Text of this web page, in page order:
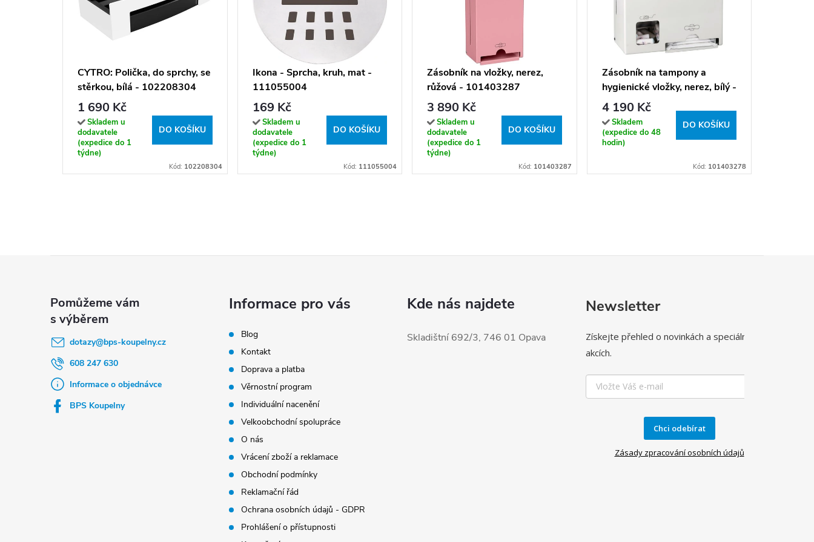
CYTRO: Polička, do sprchy, se
stěrkou, bílá - 102208304
1 690 Kč
Skladem u
dodavatele
(expedice do 1
týdne)
DO KOŠÍKU
Kód: 102208304
Ikona - Sprcha, kruh, mat -
111055004
169 Kč
Skladem u
dodavatele
(expedice do 1
týdne)
DO KOŠÍKU
Kód: 111055004
Zásobník na vložky, nerez,
růžová - 101403287
3 890 Kč
Skladem u
dodavatele
(expedice do 1
týdne)
DO KOŠÍKU
Kód: 101403287
Zásobník na tampony a
hygienické vložky, nerez, bílý -
101403278
4 190 Kč
Skladem
(expedice do 48
hodin)
DO KOŠÍKU
Kód: 101403278
dotazy@bps-koupelny.cz
608 247 630
Informace o objednávce
BPS Koupelny
Informace pro vás
Blog
Kontakt
Doprava a platba
Věrnostní program
Individuální nacenění
Velkoobchodní spolupráce
O nás
Vrácení zboží a reklamace
Obchodní podmínky
Reklamační řád
Ochrana osobních údajů - GDPR
Prohlášení o přístupnosti
Kde nás najdete
Skladištní 692/3, 746 01 Opava
Newsletter
Získejte přehled o novinkách a speciálních
akcích.
Chci odebírat
Zásady zpracování osobních údajů